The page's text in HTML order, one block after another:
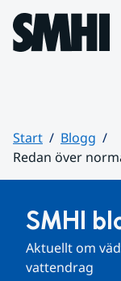
Hoppa till sidans
Start
Blogg
Redan över
SMHI
Aktuellt om
vattendrag